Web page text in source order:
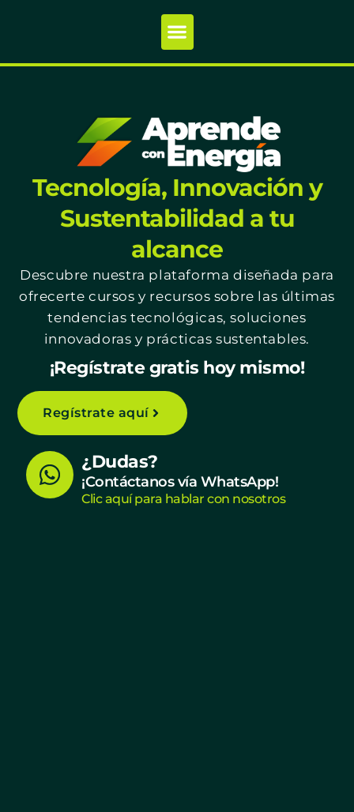
Tecnología, Innovación y
Sustentabilidad a tu
alcance
Descubre nuestra plataforma diseñada para
ofrecerte cursos y recursos sobre las últimas
tendencias tecnológicas, soluciones
innovadoras y prácticas sustentables.
¡Regístrate gratis hoy mismo!
Regístrate aquí
W
h
¿Dudas?
¡Contáctanos vía WhatsApp!
Clic aquí para hablar con nosotros